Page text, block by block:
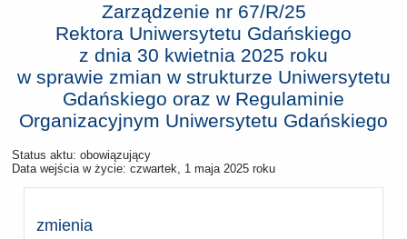
Zarządzenie nr 67/R/25
Rektora Uniwersytetu Gdańskiego
z dnia 30 kwietnia 2025 roku
w sprawie zmian w strukturze Uniwersytetu
Gdańskiego oraz w Regulaminie
Organizacyjnym Uniwersytetu Gdańskiego
Status aktu: obowiązujący
Data wejścia w życie: czwartek, 1 maja 2025 roku
zmienia